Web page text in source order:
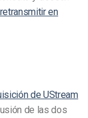
retransmitir en
de UStream
de las dos